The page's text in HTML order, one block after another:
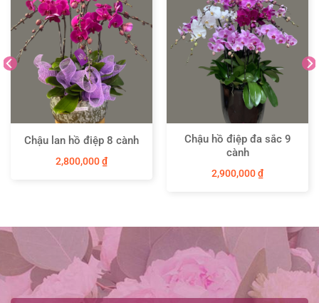
Chậu lan hồ điệp 8 cành
2,800,000₫
Chậu hồ điệp đa sắc 9
cành
2,900,000₫